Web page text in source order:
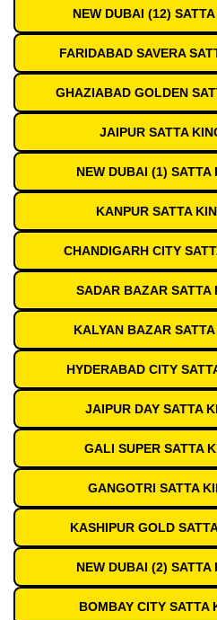
NEW DUBAI (12)
FARIDABAD SAVERA
GHAZIABAD GOLDEN
JAIPUR SATTA
NEW DUBAI (1)
KANPUR SATTA
CHANDIGARH CITY
SADAR BAZAR SATTA
KALYAN BAZAR
HYDERABAD CITY
JAIPUR DAY SATTA
GALI SUPER SATTA
GANGOTRI SATTA
KASHIPUR GOLD
NEW DUBAI (2)
BOMBAY CITY SATTA